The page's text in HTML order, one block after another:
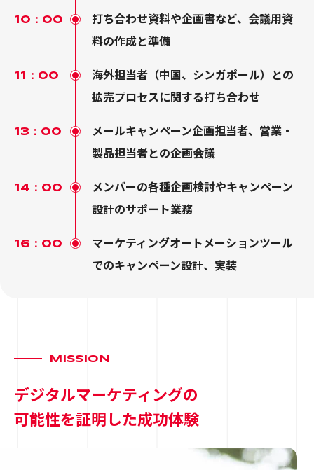
10：00
打ち合わせ資料や企画書など、会議用資
料の作成と準備
11：00
海外担当者（中国、シンガポール）との
拡売プロセスに関する打ち合わせ
13：00
メールキャンペーン企画担当者、営業・
製品担当者との企画会議
14：00
メンバーの各種企画検討やキャンペーン
設計のサポート業務
16：00
マーケティングオートメーションツール
でのキャンペーン設計、実装
MISSION
デジタルマーケティングの
可能性を証明した成功体験